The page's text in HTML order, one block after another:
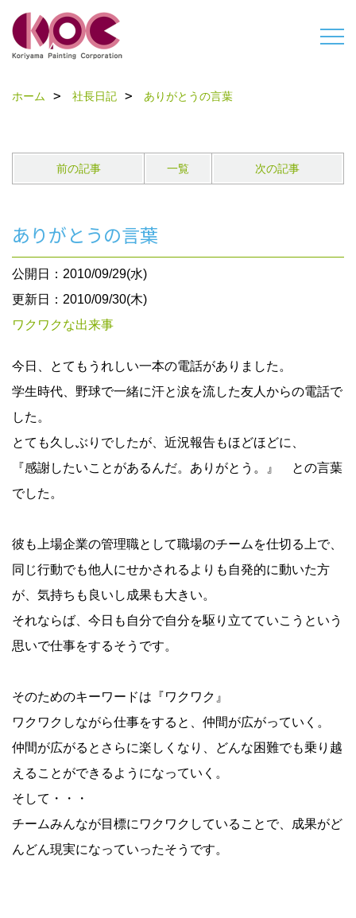
ホーム 社長日記 ありがとうの言葉
前の記事 一覧 次の記事
ありがとうの言葉
公開日：2010/09/29(水)
更新日：2010/09/30(木)
ワクワクな出来事
今日、とてもうれしい一本の電話がありました。
学生時代、野球で一緒に汗と涙を流した友人からの電話で
した。
とても久しぶりでしたが、近況報告もほどほどに、
『感謝したいことがあるんだ。ありがとう。』 との言葉
でした。
彼も上場企業の管理職として職場のチームを仕切る上で、
同じ行動でも他人にせかされるよりも自発的に動いた方
が、気持ちも良いし成果も大きい。
それならば、今日も自分で自分を駆り立てていこうという
思いで仕事をするそうです。
そのためのキーワードは『ワクワク』
ワクワクしながら仕事をすると、仲間が広がっていく。
仲間が広がるとさらに楽しくなり、どんな困難でも乗り越
えることができるようになっていく。
そして・・・
チームみんなが目標にワクワクしていることで、成果がど
んどん現実になっていったそうです。